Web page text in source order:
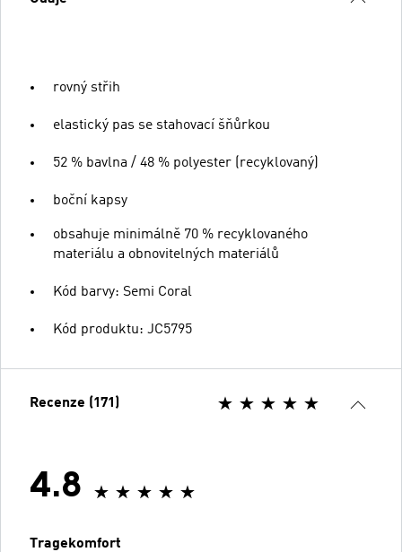
rovný střih
elastický pas se stahovací šňůrkou
52 % bavlna / 48 % polyester (recyklovaný)
boční kapsy
obsahuje minimálně 70 % recyklovaného
materiálu a obnovitelných materiálů
Kód barvy: Semi Coral
Kód produktu: JC5795
Recenze (171)
4.8
Tragekomfort